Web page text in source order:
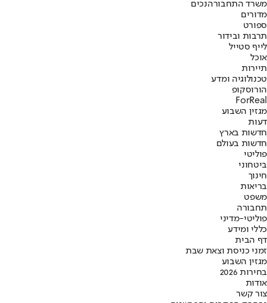
משרד התחבורהנכים
מדורים
ספורט
תרבות ובידור
לייף סטייל
אוכל
תיירות
טכנולוגיה ומדע
הורוסקופ
ForReal
מגזין השבוע
דעות
חדשות בארץ
חדשות בעולם
פוליטי
ביטחוני
חינוך
בריאות
משפט
תחבורה
פוליטי-מדיני
כללי ומידע
דף הבית
זמני כניסת וצאת שבת
מגזין השבוע
בחירות 2026
אודות
צור קשר